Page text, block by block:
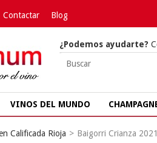
Contactar Blog
¿Podemos ayudarte?
VINOS DEL MUNDO
Calificada Rioja > Baigorri Crianza 2021